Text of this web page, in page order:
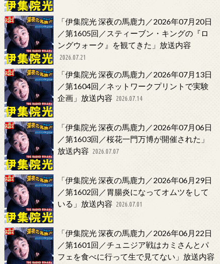
「伊集院光 深夜の馬鹿力／2026年07月20日
／第1605回／スティーブン・キングの『ロ
ングウォーク』を観てきた」放送内容
2026.07.21
「伊集院光 深夜の馬鹿力／2026年07月13日
／第1604回／ネットワークプリントで実験
企画」放送内容 2026.07.14
「伊集院光 深夜の馬鹿力／2026年07月06日
／第1603回／桜花一門万博が開催された」
放送内容 2026.07.07
「伊集院光 深夜の馬鹿力／2026年06月29日
／第1602回／胃腸炎になってオムツをして
いる」放送内容 2026.07.01
「伊集院光 深夜の馬鹿力／2026年06月22日
／第1601回／チュニジア戦はカミさんとパ
フェを食べに行って生で見てない」放送内容